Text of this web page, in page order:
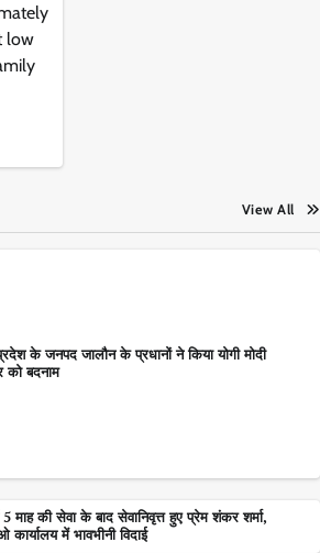
low
View All
के जनपद जालौन के प्रधानों ने किया योगी मोदी
को बदनाम
5 माह की सेवा के बाद सेवानिवृत्त हुए प्रेम शंकर शर्मा,
में भावभीनी विदाई